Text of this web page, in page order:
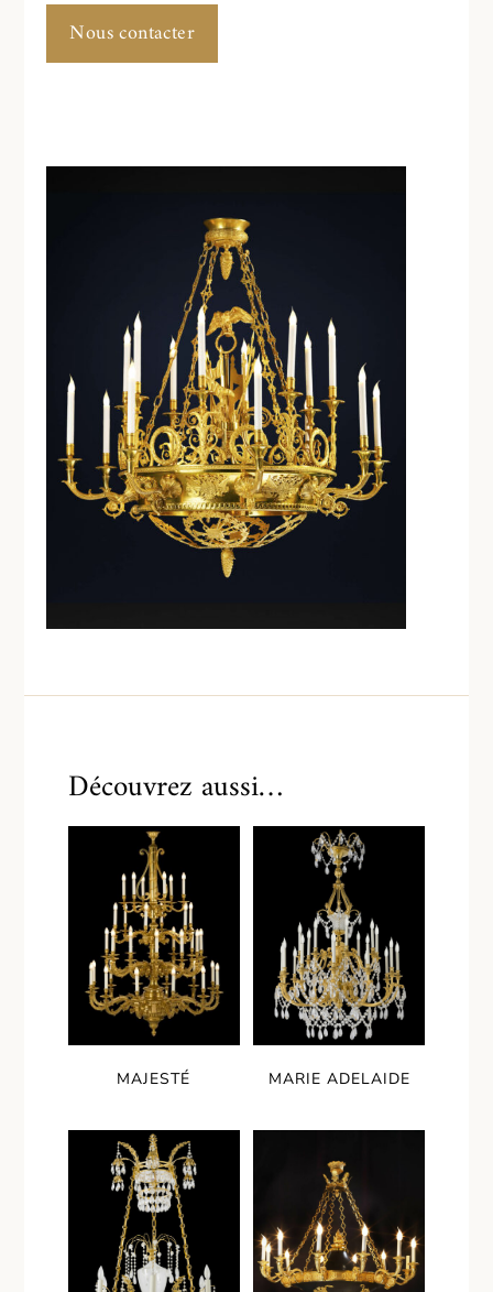
Nous contacter
Découvrez aussi…
MAJESTÉ MARIE ADELAIDE